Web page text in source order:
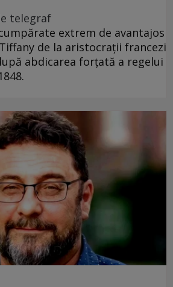
telegraf
extrem de avantajos
de la aristocrații francezi
abdicarea forțată a regelui